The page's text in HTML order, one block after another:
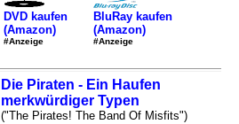
DVD kaufen
(Amazon)
#Anzeige
BluRay kaufen
(Amazon)
#Anzeige
Die Piraten - Ein Haufen
merkwürdiger Typen
("The Pirates! The Band Of Misfits")